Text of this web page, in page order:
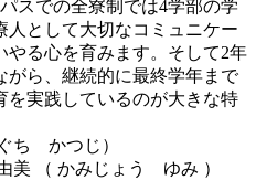
スでの全寮制では4学部の学
人として大切なコミュニケー
やる心を育みます。そして2年
がら、継続的に最終学年まで
を実践しているのが大きな特
ち かつじ）
（ かみじょう ゆみ ）